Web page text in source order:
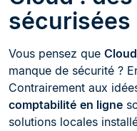
sécurisées
Vous pensez que
manque de sécurité ?
Contrairement aux
comptabilité en ligne
solutions locales